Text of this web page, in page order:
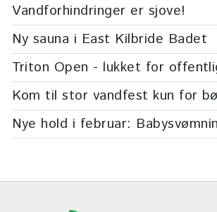
Vandforhindringer er sjove!
Ny sauna i East Kilbride Badet
Triton Open - lukket for
Kom til stor vandfest kun for
Nye hold i februar: